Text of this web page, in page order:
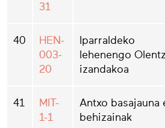
31
40
HEN-
003-
20
Iparraldeko
lehenengo
izandakoa
41
MIT-
1-1
Antxo basajauna
behizainak